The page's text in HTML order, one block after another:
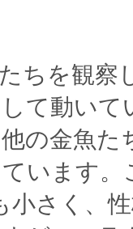
ちを観察
て動い
の金魚た
います
小さく、